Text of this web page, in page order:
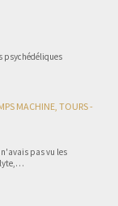
psychédéliques
MACHINE, TOURS -
pas vu les